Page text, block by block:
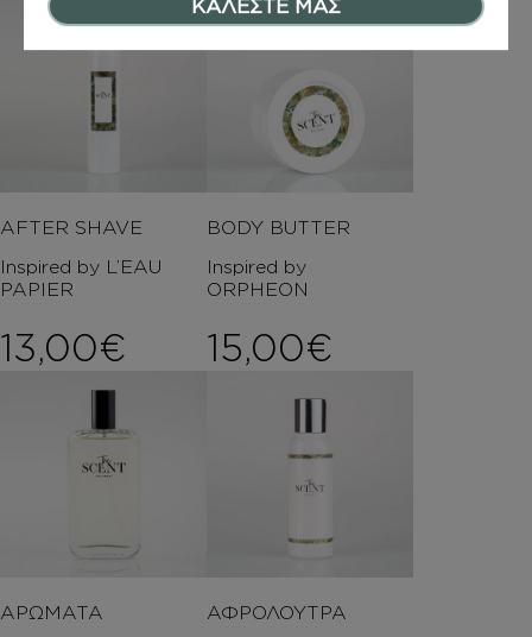
AFTER SHAVE
Inspired by L’EAU
PAPIER
13,00€
BODY BUTTER
Inspired by
ORPHEON
15,00€
ΑΡΩΜΑΤΑ
ΑΦΡΟΛΟΥΤΡΑ
ΚΑΛΕΣΤΕ ΜΑΣ